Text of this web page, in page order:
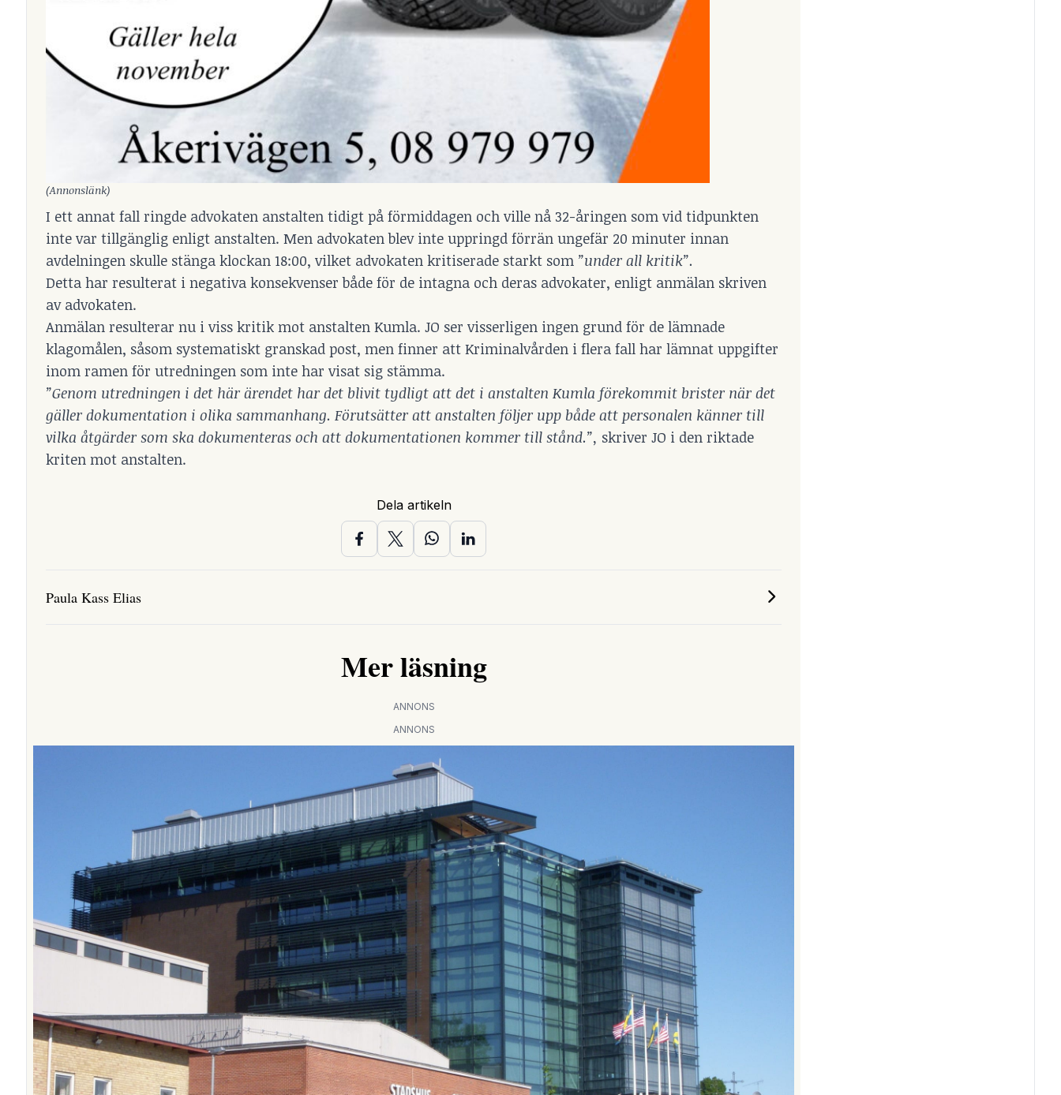
(Annonslänk)
I ett annat fall ringde advokaten anstalten tidigt på förmiddagen och ville nå 32-åringen som vid tidpunkten
inte var tillgänglig enligt anstalten. Men advokaten blev inte uppringd förrän ungefär 20 minuter innan
avdelningen skulle stänga klockan 18:00, vilket advokaten kritiserade starkt som ”under all kritik”.
Detta har resulterat i negativa konsekvenser både för de intagna och deras advokater, enligt anmälan skriven
av advokaten.
Anmälan resulterar nu i viss kritik mot anstalten Kumla. JO ser visserligen ingen grund för de lämnade
klagomålen, såsom systematiskt granskad post, men finner att Kriminalvården i flera fall har lämnat uppgifter
inom ramen för utredningen som inte har visat sig stämma.
”Genom utredningen i det här ärendet har det blivit tydligt att det i anstalten Kumla förekommit brister när det
gäller dokumentation i olika sammanhang. Förutsätter att anstalten följer upp både att personalen känner till
vilka åtgärder som ska dokumenteras och att dokumentationen kommer till stånd.”, skriver JO i den riktade
kriten mot anstalten.
Dela artikeln
Paula Kass Elias
Mer läsning
ANNONS
ANNONS